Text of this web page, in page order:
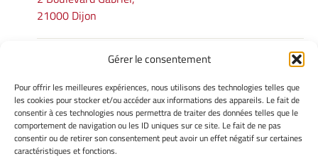
Gérer le consentement
Pour offrir les meilleures expériences, nous utilisons des technologies telles que
les cookies pour stocker et/ou accéder aux informations des appareils. Le fait de
consentir à ces technologies nous permettra de traiter des données telles que le
comportement de navigation ou les ID uniques sur ce site. Le fait de ne pas
consentir ou de retirer son consentement peut avoir un effet négatif sur certaines
caractéristiques et fonctions.
21000 Dijon
INFORMATIONS LÉGALES
Mentions légales
Gérer mes cookies
Avertissement
Politique de cookies